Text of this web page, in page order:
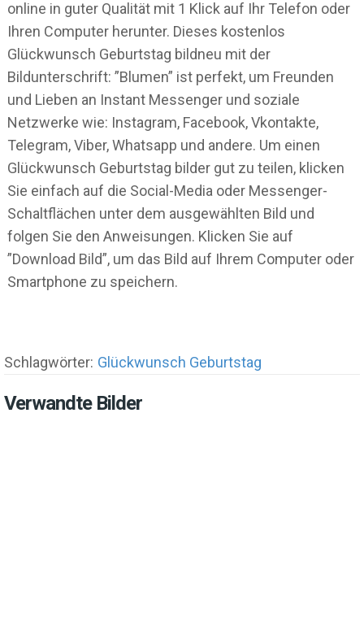
online in guter Qualität mit 1 Klick auf Ihr Telefon oder
Ihren Computer herunter. Dieses kostenlos
Glückwunsch Geburtstag bildneu mit der
Bildunterschrift: ”Blumen” ist perfekt, um Freunden
und Lieben an Instant Messenger und soziale
Netzwerke wie: Instagram, Facebook, Vkontakte,
Telegram, Viber, Whatsapp und andere. Um einen
Glückwunsch Geburtstag bilder gut zu teilen, klicken
Sie einfach auf die Social-Media oder Messenger-
Schaltflächen unter dem ausgewählten Bild und
folgen Sie den Anweisungen. Klicken Sie auf
”Download Bild”, um das Bild auf Ihrem Computer oder
Smartphone zu speichern.
Schlagwörter: Glückwunsch Geburtstag
Verwandte Bilder